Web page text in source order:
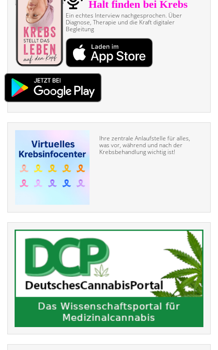
Ein echtes Interview nach­gesprochen. Über
Diagnose, Therapie und die Kraft digitaler
Begleitung
Ihre zentrale Anlaufstelle für alles,
was vor, während und nach der
Krebsbehandlung wichtig ist!